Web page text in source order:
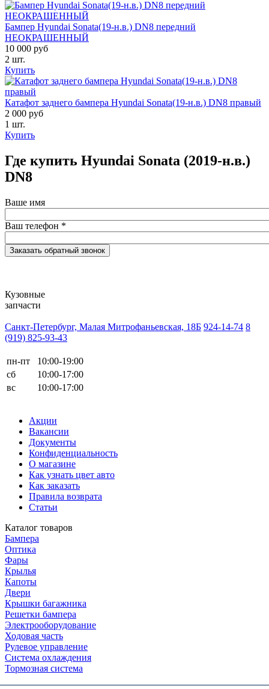
Бампер Hyundai Sonata(19-н.в.) DN8 передний
НЕОКРАШЕННЫЙ
10 000 руб
2 шт.
Купить
Катафот заднего бампера Hyundai Sonata(19-н.в.) DN8 правый
2 000 руб
1 шт.
Купить
Где купить Hyundai Sonata (2019-н.в.)
DN8
Ваше имя
Ваш телефон *
Кузовные
запчасти
Санкт-Петербург, Малая Митрофаньевская, 18Б 924-14-74 8
(919) 825-93-43
пн-пт
10:00-19:00
сб
10:00-17:00
вс
10:00-17:00
Акции
Вакансии
Документы
Конфиденциальность
О магазине
Как узнать цвет авто
Как заказать
Правила возврата
Статьи
Каталог товаров
Бампера
Оптика
Фары
Крылья
Капоты
Двери
Крышки багажника
Решетки бампера
Электрооборудование
Ходовая часть
Рулевое управление
Система охлаждения
Тормозная система